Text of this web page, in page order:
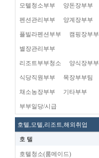
모텔청소부부 양돈장부부
펜션관리부부 양계장부부
플빌라펜션부부 캠핑장부부
별장관리부부
리조트부부청소 양식장부부
식당직원부부 목장부부팀
채소농장부부 기타부부
부부일당/시급
호텔,모텔,리조트,해외취업
호 텔
호텔청소(룸메이드)